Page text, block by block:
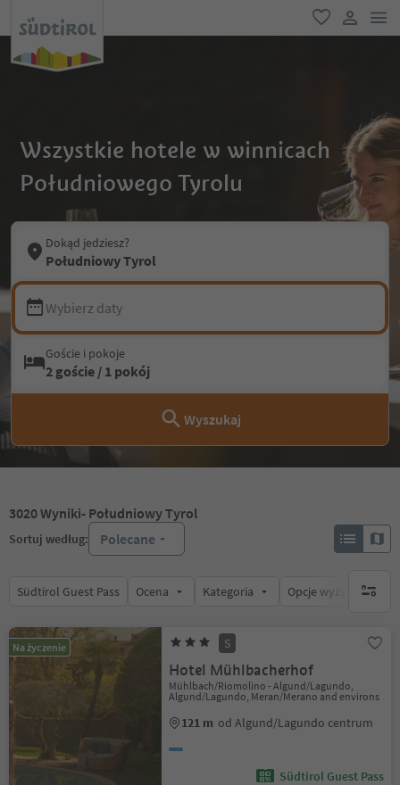
ulubione
link
Wszystkie hotele w winnicach
Południowego Tyrolu
Dokąd jedziesz?
Południowy Tyrol
Wybierz daty
Goście i pokoje
2 goście / 1 pokój
Wyszukaj
3020Wyniki- Południowy Tyrol
Sortuj według: Polecane
Südtirol Guest Pass Ocena Kategoria Opcje wyżywieniabrak
Na życzenie S
Hotel Mühlbacherhof
Mühlbach/Riomolino - Algund/Lagundo,
Algund/Lagundo, Meran/Merano and environs
121 m od Algund/Lagundo centrum
Südtirol Guest Pass